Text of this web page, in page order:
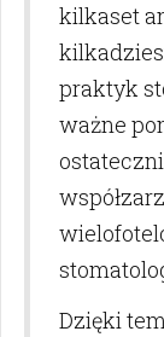
kilkaset
praktyk
ważne
Dzięki